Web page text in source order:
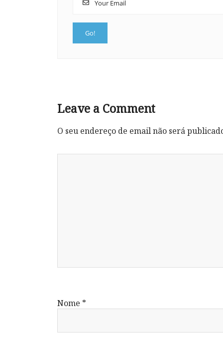
Leave a Comment
O seu endereço de email não será
Nome *